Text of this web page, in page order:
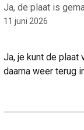
Ja, de plaat is
11 juni 2026
Ja, je kunt de plaat
daarna weer terug